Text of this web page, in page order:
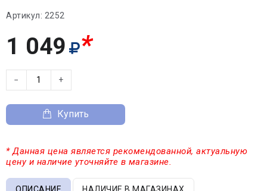
Артикул: 2252
1 049 *
− +
Купить
* Данная цена является рекомендованной, актуальную
цену и наличие уточняйте в магазине.
ОПИСАНИЕ НАЛИЧИЕ В МАГАЗИНАХ